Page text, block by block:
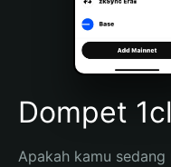
Português (Brasil)
Español (Argentina)
Dompet
Apakah kamu